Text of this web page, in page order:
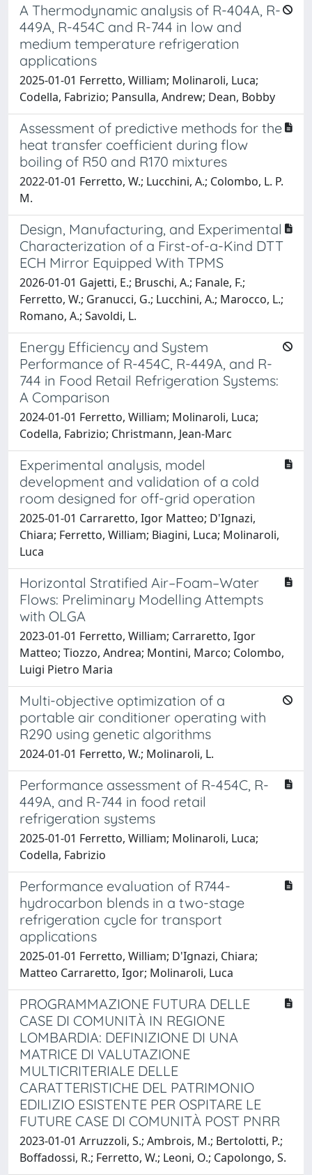
A Thermodynamic analysis of R-404A, R-
449A, R-454C and R-744 in low and
medium temperature refrigeration
applications
2025-01-01 Ferretto, William; Molinaroli, Luca;
Codella, Fabrizio; Pansulla, Andrew; Dean, Bobby
Assessment of predictive methods for the
heat transfer coefficient during flow
boiling of R50 and R170 mixtures
2022-01-01 Ferretto, W.; Lucchini, A.; Colombo, L. P.
M.
Design, Manufacturing, and Experimental
Characterization of a First-of-a-Kind DTT
ECH Mirror Equipped With TPMS
2026-01-01 Gajetti, E.; Bruschi, A.; Fanale, F.;
Ferretto, W.; Granucci, G.; Lucchini, A.; Marocco, L.;
Romano, A.; Savoldi, L.
Energy Efficiency and System
Performance of R-454C, R-449A, and R-
744 in Food Retail Refrigeration Systems:
A Comparison
2024-01-01 Ferretto, William; Molinaroli, Luca;
Codella, Fabrizio; Christmann, Jean-Marc
Experimental analysis, model
development and validation of a cold
room designed for off-grid operation
2025-01-01 Carraretto, Igor Matteo; D'Ignazi,
Chiara; Ferretto, William; Biagini, Luca; Molinaroli,
Luca
Horizontal Stratified Air–Foam–Water
Flows: Preliminary Modelling Attempts
with OLGA
2023-01-01 Ferretto, William; Carraretto, Igor
Matteo; Tiozzo, Andrea; Montini, Marco; Colombo,
Luigi Pietro Maria
Multi-objective optimization of a
portable air conditioner operating with
R290 using genetic algorithms
2024-01-01 Ferretto, W.; Molinaroli, L.
Performance assessment of R-454C, R-
449A, and R-744 in food retail
refrigeration systems
2025-01-01 Ferretto, William; Molinaroli, Luca;
Codella, Fabrizio
Performance evaluation of R744-
hydrocarbon blends in a two-stage
refrigeration cycle for transport
applications
2025-01-01 Ferretto, William; D'Ignazi, Chiara;
Matteo Carraretto, Igor; Molinaroli, Luca
PROGRAMMAZIONE FUTURA DELLE
CASE DI COMUNITÀ IN REGIONE
LOMBARDIA: DEFINIZIONE DI UNA
MATRICE DI VALUTAZIONE
MULTICRITERIALE DELLE
CARATTERISTICHE DEL PATRIMONIO
EDILIZIO ESISTENTE PER OSPITARE LE
FUTURE CASE DI COMUNITÀ POST PNRR
2023-01-01 Arruzzoli, S.; Ambrois, M.; Bertolotti, P.;
Boffadossi, R.; Ferretto, W.; Leoni, O.; Capolongo, S.